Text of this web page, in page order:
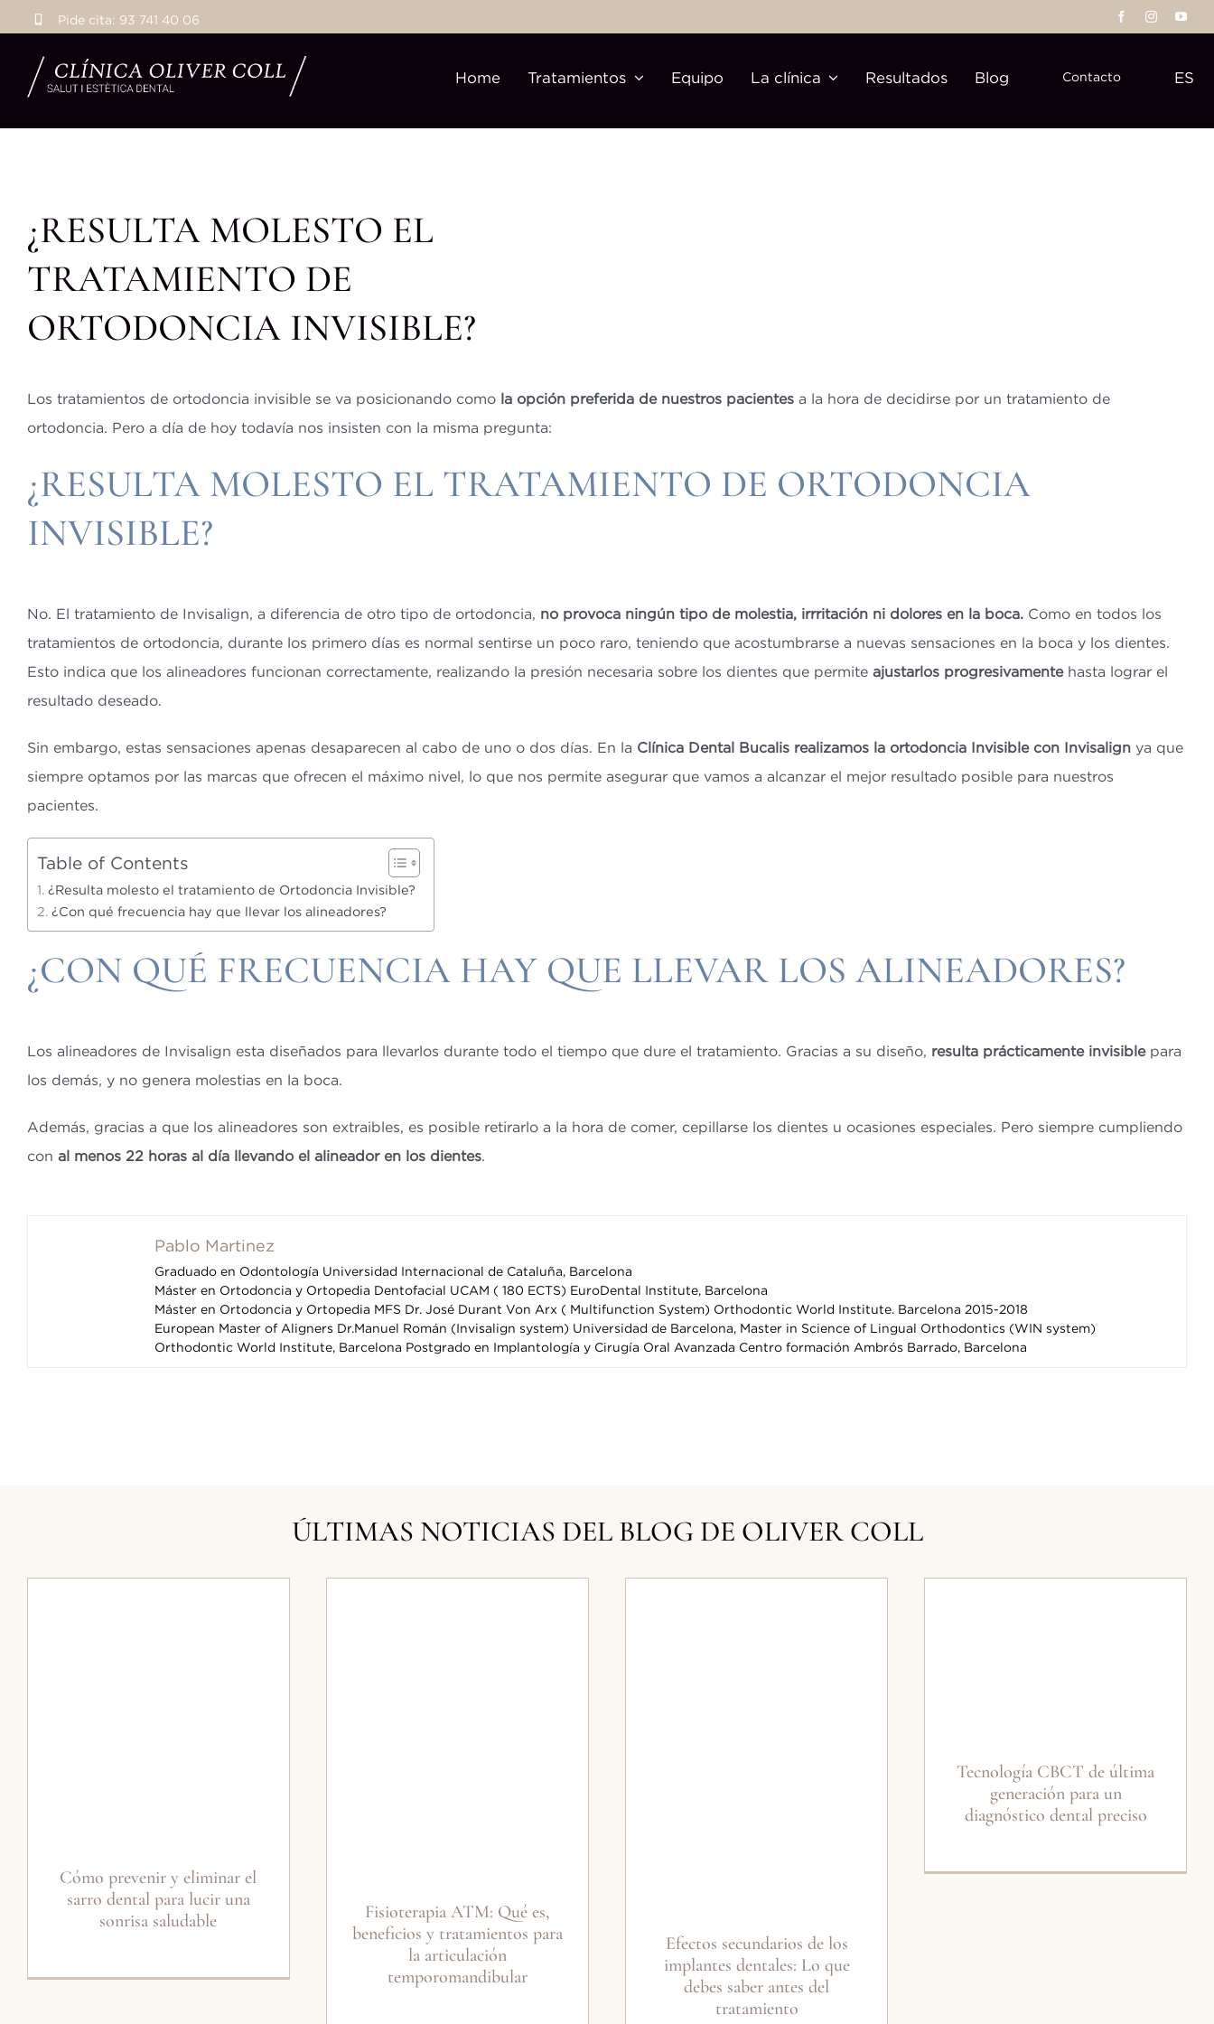
Saltar
contenido
Pide cita: 93 741 40 06
Home Tratamientos Equipo La clínica Resultados Blog Contacto ES
¿RESULTA MOLESTO EL
TRATAMIENTO DE
ORTODONCIA INVISIBLE?
Los tratamientos de ortodoncia invisible se va posicionando como la opción preferida de nuestros pacientesa la hora de decidirse por un tratamiento de
ortodoncia. Pero a día de hoy todavía nos insisten con la misma pregunta:
¿RESULTA MOLESTO EL TRATAMIENTO DE ORTODONCIA
INVISIBLE?
No. El tratamiento de Invisalign, a diferencia de otro tipo de ortodoncia, no provoca ningún tipo de molestia, irrritación ni dolores en la boca.Como en todos los
tratamientos de ortodoncia, durante los primero días es normal sentirse un poco raro, teniendo que acostumbrarse a nuevas sensaciones en la boca y los dientes.
Esto indica que los alineadores funcionan correctamente, realizando la presión necesaria sobre los dientes que permite ajustarlos progresivamentehasta lograr el
resultado deseado.
Sin embargo, estas sensaciones apenas desaparecen al cabo de uno o dos días. En la Clínica Dental Bucalis realizamos la ortodoncia Invisible con Invisalignya que
siempre optamos por las marcas que ofrecen el máximo nivel, lo que nos permite asegurar que vamos a alcanzar el mejor resultado posible para nuestros
pacientes.
Table of Contents
¿Resulta molesto el tratamiento de Ortodoncia Invisible?
¿Con qué frecuencia hay que llevar los alineadores?
¿CON QUÉ FRECUENCIA HAY QUE LLEVAR LOS ALINEADORES?
Los alineadores de Invisalign esta diseñados para llevarlos durante todo el tiempo que dure el tratamiento. Gracias a su diseño, resulta prácticamente invisiblepara
los demás, y no genera molestias en la boca.
Además, gracias a que los alineadores son extraibles, es posible retirarlo a la hora de comer, cepillarse los dientes u ocasiones especiales. Pero siempre cumpliendo
con al menos 22 horas al día llevando el alineador en los dientes.
Pablo Martinez
Graduado en Odontología Universidad Internacional de Cataluña, Barcelona
Máster en Ortodoncia y Ortopedia Dentofacial UCAM ( 180 ECTS) EuroDental Institute, Barcelona
Máster en Ortodoncia y Ortopedia MFS Dr. José Durant Von Arx ( Multifunction System) Orthodontic World Institute. Barcelona 2015-2018
European Master of Aligners Dr.Manuel Román (Invisalign system) Universidad de Barcelona, Master in Science of Lingual Orthodontics (WIN system)
Orthodontic World Institute, Barcelona Postgrado en Implantología y Cirugía Oral Avanzada Centro formación Ambrós Barrado, Barcelona
ÚLTIMAS NOTICIAS DEL BLOG DE OLIVER COLL
Cómo prevenir y eliminar el
sarro dental para lucir una
sonrisa saludable
Fisioterapia ATM: Qué es,
beneficios y tratamientos para
la articulación
temporomandibular
Efectos secundarios de los
implantes dentales: Lo que
debes saber antes del
tratamiento
Tecnología CBCT de última
generación para un
diagnóstico dental preciso